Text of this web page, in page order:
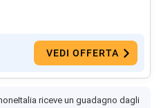
VEDI OFFERTA
riceve un guadagno dagli